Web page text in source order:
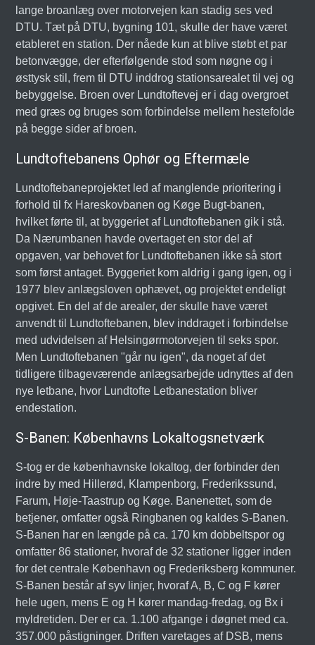
lange broanlæg over motorvejen kan stadig ses ved
DTU. Tæt på DTU, bygning 101, skulle der have været
etableret en station. Der nåede kun at blive støbt et par
betonvægge, der efterfølgende stod som nøgne og i
østtysk stil, frem til DTU inddrog stationsarealet til vej og
bebyggelse. Broen over Lundtoftevej er i dag overgroet
med græs og bruges som forbindelse mellem hestefolde
på begge sider af broen.
Lundtoftebanens Ophør og Eftermæle
Lundtoftebaneprojektet led af manglende prioritering i
forhold til fx Hareskovbanen og Køge Bugt-banen,
hvilket førte til, at byggeriet af Lundtoftebanen gik i stå.
Da Nærumbanen havde overtaget en stor del af
opgaven, var behovet for Lundtoftebanen ikke så stort
som først antaget. Byggeriet kom aldrig i gang igen, og i
1977 blev anlægsloven ophævet, og projektet endeligt
opgivet. En del af de arealer, der skulle have været
anvendt til Lundtoftebanen, blev inddraget i forbindelse
med udvidelsen af Helsingørmotorvejen til seks spor.
Men Lundtoftebanen "går nu igen", da noget af det
tidligere tilbageværende anlægsarbejde udnyttes af den
nye letbane, hvor Lundtofte Letbanestation bliver
endestation.
S-Banen: Københavns Lokaltogsnetværk
S-tog er de københavnske lokaltog, der forbinder den
indre by med Hillerød, Klampenborg, Frederikssund,
Farum, Høje-Taastrup og Køge. Banenettet, som de
betjener, omfatter også Ringbanen og kaldes S-Banen.
S-Banen har en længde på ca. 170 km dobbeltspor og
omfatter 86 stationer, hvoraf de 32 stationer ligger inden
for det centrale København og Frederiksberg kommuner.
S-Banen består af syv linjer, hvoraf A, B, C og F kører
hele ugen, mens E og H kører mandag-fredag, og Bx i
myldretiden. Der er ca. 1.100 afgange i døgnet med ca.
357.000 påstigninger. Driften varetages af DSB, mens